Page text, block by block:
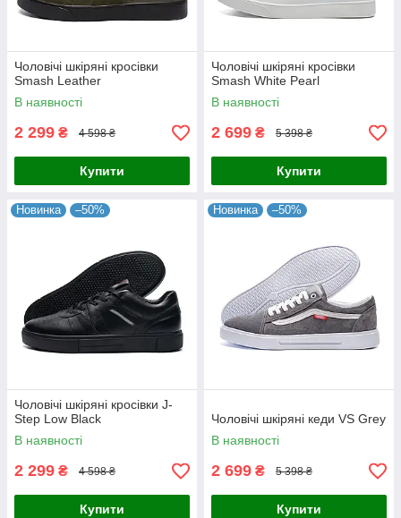
Чоловічі шкіряні кросівки
Smash Leather
В наявності
2 299 ₴ 4 598 ₴
Купити
Чоловічі шкіряні кросівки
Smash White Pearl
В наявності
2 699 ₴ 5 398 ₴
Купити
Новинка –50%
Чоловічі шкіряні кросівки J-
Step Low Black
В наявності
2 299 ₴ 4 598 ₴
Купити
Новинка –50%
Чоловічі шкіряні кеди VS Grey
В наявності
2 699 ₴ 5 398 ₴
Купити